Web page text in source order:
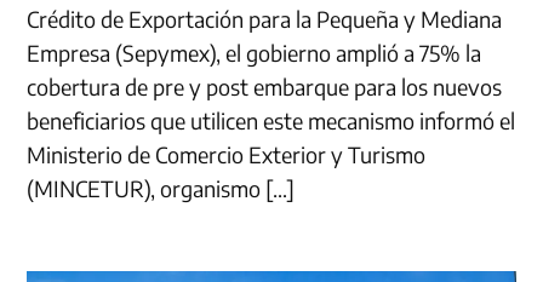
Crédito de Exportación para la Pequeña y Mediana
Empresa (Sepymex), el gobierno amplió a 75% la
cobertura de pre y post embarque para los nuevos
beneficiarios que utilicen este mecanismo informó el
Ministerio de Comercio Exterior y Turismo
(MINCETUR), organismo […]